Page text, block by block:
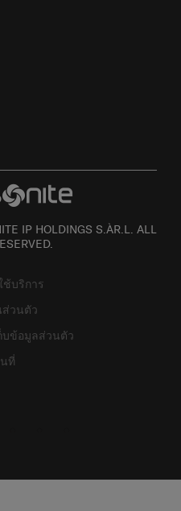
IP HOLDINGS S.ÀR.L. ALL
ช้บริการ
ส่วนตัว
บข้อมูลส่วนตัว
ที่